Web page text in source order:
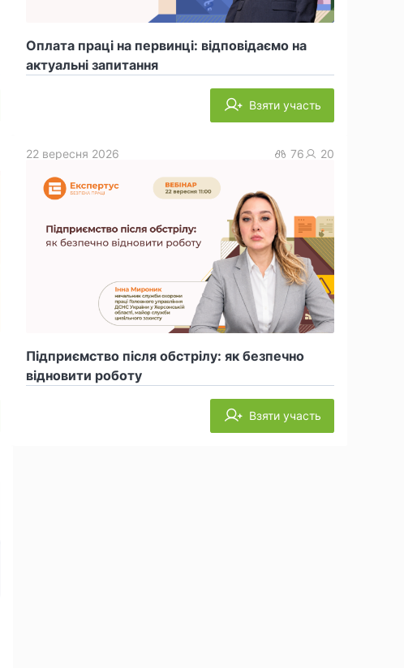
Оплата праці на первинці: відповідаємо на
актуальні запитання
Взяти участь
Підприємство після обстрілу: як безпечно
відновити роботу
22 вересня 2026 76 20
Взяти участь